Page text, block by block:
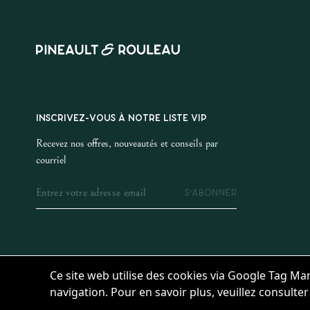
Ce site web utilise des cookies via Google Tag
navigation. Pour en savoir plus, veuillez
INSCRIVEZ-VOUS À NOTRE LISTE VIP
Recevez nos offres, nouveautés et conseils par
courriel
S'ABONNER